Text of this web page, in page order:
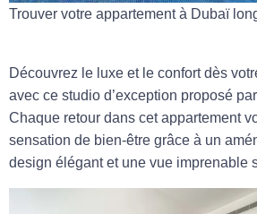
Trouver votre appartement à Dubaï
Découvrez le luxe et le confort dès
avec ce studio d’exception proposé
Chaque retour dans cet appartement
sensation de bien-être grâce à un
design élégant et une vue imprenable